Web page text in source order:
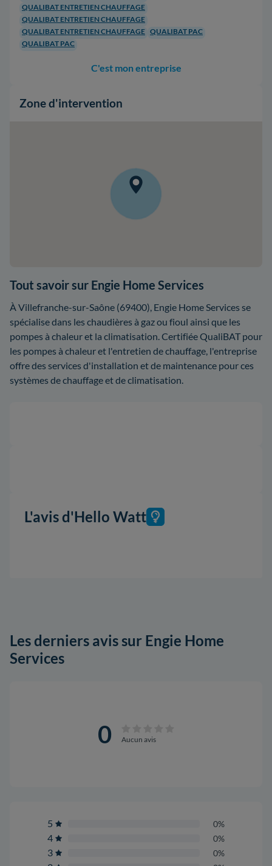
QUALIBAT ENTRETIEN CHAUFFAGE
QUALIBAT ENTRETIEN CHAUFFAGE
QUALIBAT ENTRETIEN CHAUFFAGE QUALIBAT PAC
QUALIBAT PAC
C'est mon entreprise
Zone d'intervention
Tout savoir sur Engie Home Services
À Villefranche-sur-Saône (69400), Engie Home Services se
spécialise dans les chaudières à gaz ou fioul ainsi que les
pompes à chaleur et la climatisation. Certifiée QualiBAT pour
les pompes à chaleur et l'entretien de chauffage, l'entreprise
offre des services d'installation et de maintenance pour ces
systèmes de chauffage et de climatisation.
L'avis d'Hello Watt
Les derniers avis sur Engie Home
Services
0 Aucun avis
5 0%
4 0%
3 0%